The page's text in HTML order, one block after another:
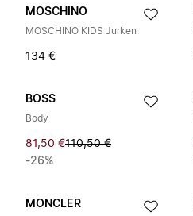
MOSCHINO
MOSCHINO KIDS Jurken
134 €
BOSS
Body
81,50 €110,50 €
-26%
MONCLER